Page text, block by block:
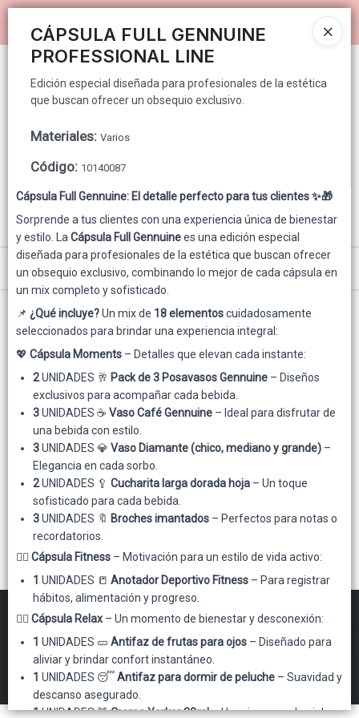
Edición especial diseñada para profesionales de la estética que
buscan ofrecer un obsequio exclusivo.
CÁPSULA FULL GENNUINE
PROFESSIONAL LINE
Edición especial diseñada para profesionales de la estética
que buscan ofrecer un obsequio exclusivo.
Materiales: Varios
Código: 10140087
Cápsula Full Gennuine: El detalle perfecto para tus clientes ✨🎁
Sorprende a tus clientes con una experiencia única de bienestar
y estilo. La Cápsula Full Gennuinees una edición especial
diseñada para profesionales de la estética que buscan ofrecer
un obsequio exclusivo, combinando lo mejor de cada cápsula en
un mix completo y sofisticado.
📌 ¿Qué incluye?Un mix de 18 elementoscuidadosamente
seleccionados para brindar una experiencia integral:
💖 Cápsula Moments – Detalles que elevan cada instante:
2UNIDADES 🥂 Pack de 3 Posavasos Gennuine – Diseños
exclusivos para acompañar cada bebida.
3UNIDADES ☕ Vaso Café Gennuine – Ideal para disfrutar de
una bebida con estilo.
3UNIDADES 💎 Vaso Diamante (chico, mediano y grande) –
Elegancia en cada sorbo.
2UNIDADES 🥄 Cucharita larga dorada hoja – Un toque
sofisticado para cada bebida.
3UNIDADES 🔖 Broches imantados – Perfectos para notas o
recordatorios.
🏋️‍♀️ Cápsula Fitness – Motivación para un estilo de vida activo:
1 UNIDADES 📒 Anotador Deportivo Fitness – Para registrar
hábitos, alimentación y progreso.
🧖‍♀️ Cápsula Relax– Un momento de bienestar y desconexión:
1 UNIDADES 🥒Antifaz de frutas para ojos – Diseñado para
aliviar y brindar confort instantáneo.
1 UNIDADES 😴Antifaz para dormir de peluche – Suavidad y
descanso asegurado.
1UNIDADES 💆Crema Yorker 30ml– Un mimo para la piel.
PUNTOS DE VENTA
CÓMO COMPRAR
GENNUINE PARA CONSUMIDOR FINAL
CONTACTO
Menú
Edición especial diseñada para profesionales de la estética que buscan
ofrecer un obsequio exclusivo.
FILTROS
Lista vacía
Gennuine Mayorista